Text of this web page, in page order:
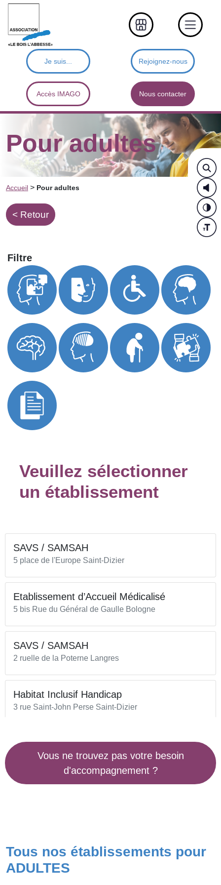
Je suis... Rejoignez-nous
Accès IMAGO Nous contacter
Pour adultes
Accueil > Pour adultes
< Retour
SAVS / SAMSAH
5 place de l'Europe Saint-Dizier
Etablissement d’Accueil Médicalisé
5 bis Rue du Général de Gaulle Bologne
SAVS / SAMSAH
2 ruelle de la Poterne Langres
Habitat Inclusif Handicap
3 rue Saint-John Perse Saint-Dizier
Habitat Inclusif Handicap
7 rue du Général De Gaulle Bologne
23 chemin de l'Argente Ligne Saint-Dizier
Veuillez sélectionner
un établissement
Filtre
Vous ne trouvez pas votre besoin
d'accompagnement ?
Tous nos établissements pour
ADULTES